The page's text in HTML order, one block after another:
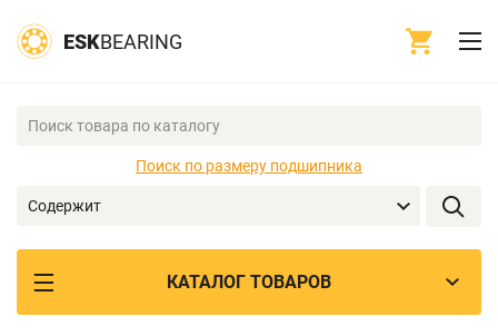
ESKBEARING
Поиск по размеру подшипника
Содержит
КАТАЛОГ ТОВАРОВ